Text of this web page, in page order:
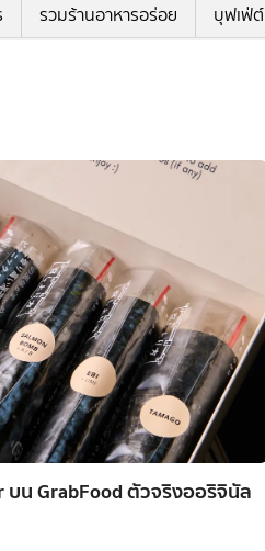
รวมร้านอาหารอร่อย บุฟเฟ่ต์
บน GrabFood ตัวจริงออริจินัล